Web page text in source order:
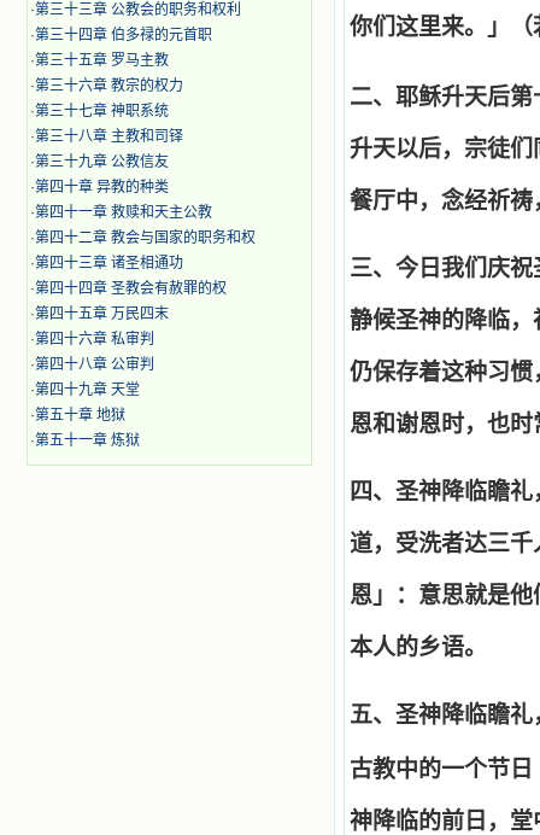
·第三十三章 公教会的职务和权利
·第三十四章 伯多禄的元首职
·第三十五章 罗马主教
·第三十六章 教宗的权力
·第三十七章 神职系统
·第三十八章 主教和司铎
·第三十九章 公教信友
·第四十章 异教的种类
·第四十一章 救赎和天主公教
·第四十二章 教会与国家的职务和权
·第四十三章 诸圣相通功
·第四十四章 圣教会有赦罪的权
·第四十五章 万民四末
·第四十六章 私审判
·第四十八章 公审判
·第四十九章 天堂
·第五十章 地狱
·第五十一章 炼狱
你们这里来。」（
二、耶稣升天后
升天以后，宗徒
餐厅中，念经祈
三、今日我们庆
静候圣神的降临
仍保存着这种习
恩和谢恩时，也
四、圣神降临瞻
道，受洗者达三
恩」：意思就是
本人的乡语。
五、圣神降临瞻礼
古教中的一个节
神降临的前日，